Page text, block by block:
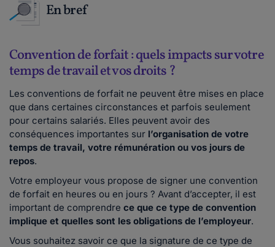
En bref
Convention de forfait : quels impacts sur votre
temps de travail et vos droits ?
Les conventions de forfait ne peuvent être mises en place
que dans certaines circonstances et parfois seulement
pour certains salariés. Elles peuvent avoir des
conséquences importantes sur l’organisation de votre
temps de travail, votre rémunération ou vos jours de
repos.
Votre employeur vous propose de signer une convention
de forfait en heures ou en jours ? Avant d’accepter, il est
important de comprendre ce que ce type de convention
implique et quelles sont les obligations de l’employeur.
Vous souhaitez savoir ce que la signature de ce type de